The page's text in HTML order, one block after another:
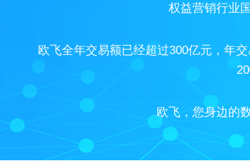
权益营销行业
欧飞全年交易额已经超过300亿元，年
欧飞，您身边的